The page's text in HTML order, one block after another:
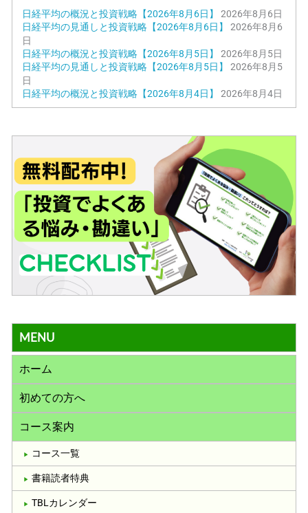
日経平均の概況と投資戦略【2026年8月6日】
2026年8月6日
日経平均の見通しと投資戦略【2026年8月6日】
2026年8月6
日
日経平均の概況と投資戦略【2026年8月5日】
2026年8月5日
日経平均の見通しと投資戦略【2026年8月5日】
2026年8月5
日
日経平均の概況と投資戦略【2026年8月4日】
2026年8月4日
MENU
ホーム
初めての方へ
コース案内
コース一覧
書籍読者特典
TBLカレンダー